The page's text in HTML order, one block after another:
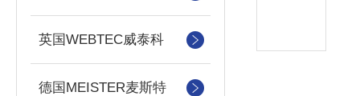
英国WEBTEC威泰科
德国MEISTER麦斯特